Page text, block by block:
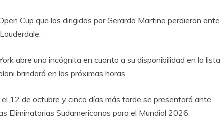
Cup que los dirigidos por Gerardo Martino perdieron ante
abre una incógnita en cuanto a su disponibilidad en la lista
brindará en las próximas horas.
12 de octubre y cinco días más tarde se presentará ante
Eliminatorias Sudamericanas para el Mundial 2026.